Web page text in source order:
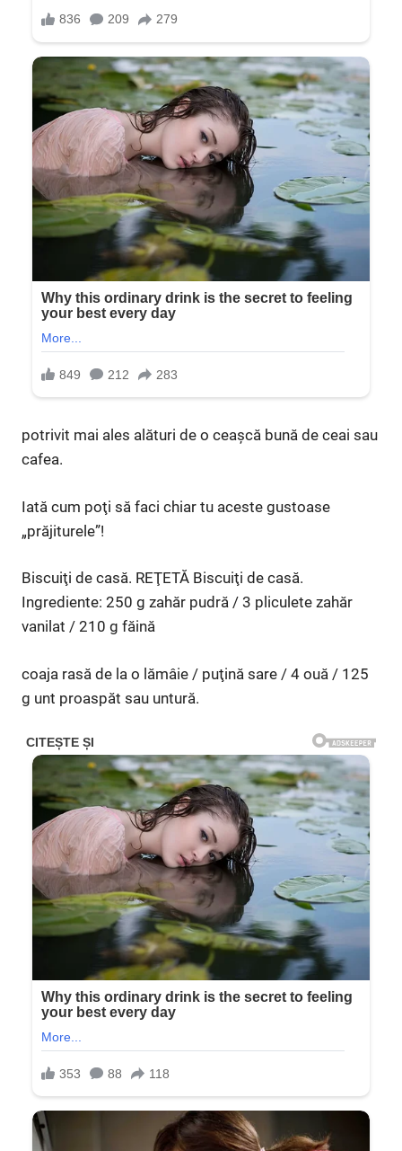
potrivit mai ales alături de o ceaşcă bună de ceai sau
cafea.
Iată cum poţi să faci chiar tu aceste gustoase
„prăjiturele”!
Biscuiţi de casă. REŢETĂ Biscuiţi de casă.
Ingrediente: 250 g zahăr pudră / 3 pliculete zahăr
vanilat / 210 g făină
coaja rasă de la o lămâie / puţină sare / 4 ouă / 125
g unt proaspăt sau untură.